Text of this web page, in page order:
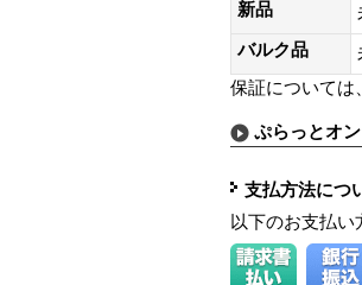
新品
バルク品
保証については
ぷらっとオ
支払方法につ
以下のお支払い